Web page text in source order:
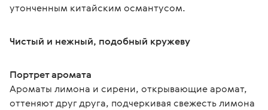
утонченным китайским османтусом.
Чистый и нежный, подобный кружеву
Портрет аромата
Ароматы лимона и сирени, открывающие аромат,
оттеняют друг друга, подчеркивая свежесть лимона